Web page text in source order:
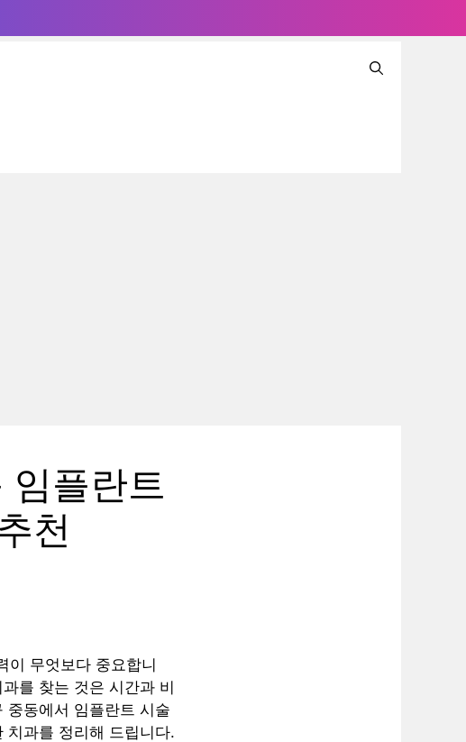
임플란트
천
이 무엇보다 중요합니
를 찾는 것은 시간과 비
중동에서 임플란트 시술
치과를 정리해 드립니다.